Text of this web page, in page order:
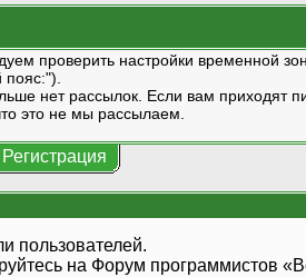
проверить настройки временной
нет рассылок. Если вам приходят
это не мы рассылаем.
Регистрация
пользователей.
на Форум программистов